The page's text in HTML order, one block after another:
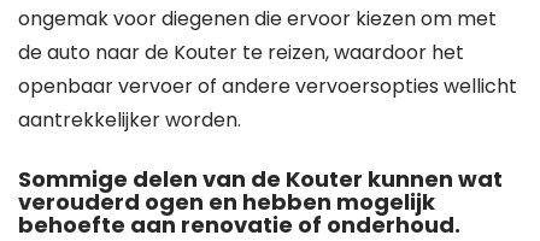
ongemak voor diegenen die ervoor kiezen om met
de auto naar de Kouter te reizen, waardoor het
openbaar vervoer of andere vervoersopties wellicht
aantrekkelijker worden.
Sommige delen van de Kouter kunnen wat
verouderd ogen en hebben mogelijk
behoefte aan renovatie of onderhoud.